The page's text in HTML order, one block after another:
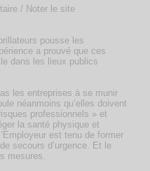
/ Noter le site
pousse les
a prouvé que ces
dans les lieux publics
les entreprises à se munir
néanmoins qu’elles doivent
professionnels » et
la santé physique et
est tenu de former
secours d’urgence. Et le
mesures.